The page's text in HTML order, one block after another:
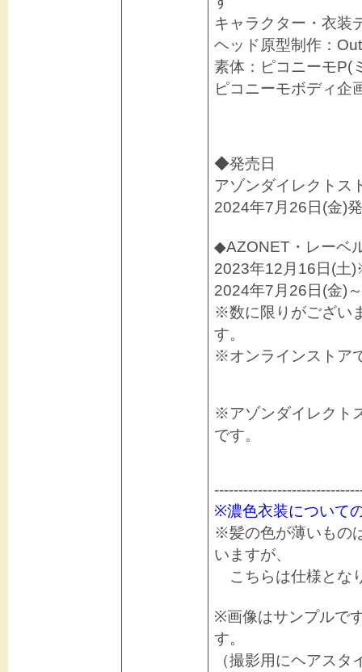
キャラクター・衣装
ヘッド原型制作：
素体：ピコニーモP(
ピコニーモボディ企
◆発売日
アゾンダイレクト
2024年7月26日(金)
◆AZONET・レーベ
2023年12月16日(土
2024年7月26日(金)
※数に限りがござい
す。
※オンラインストア
※アゾンダイレクト
です。
※濃色衣装について
※髪の色が薄いもの
いますが、
こちらは仕様とな
※画像はサンプルで
す。
（撮影用にヘアス